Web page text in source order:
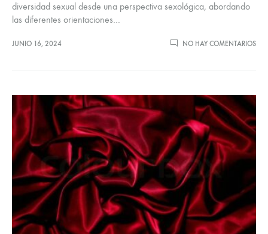
diversidad sexual desde una perspectiva sexológica, abordando
las diferentes orientaciones…
JUNIO 16, 2024 NO HAY COMENTARIOS